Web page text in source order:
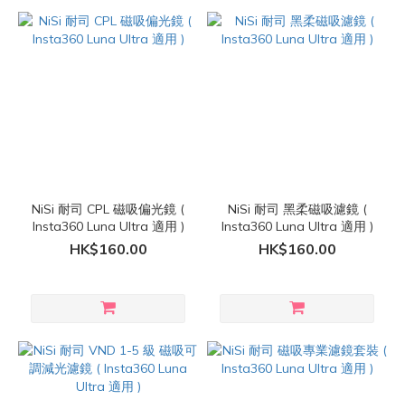
NiSi 耐司 CPL 磁吸偏光鏡 (
Insta360 Luna Ultra 適用 )
HK$160.00
NiSi 耐司 黑柔磁吸濾鏡 (
Insta360 Luna Ultra 適用 )
HK$160.00